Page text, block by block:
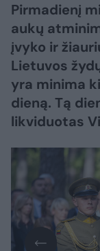
Pirmadienį
aukų
įvyko ir
Lietuvos
yra minima
dieną. Tą
likviduotas